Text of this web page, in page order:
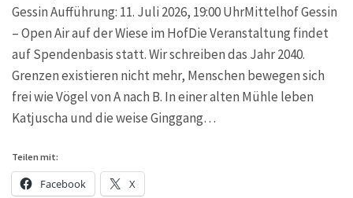
Gessin Aufführung: 11. Juli 2026, 19:00 UhrMittelhof Gessin
– Open Air auf der Wiese im HofDie Veranstaltung findet
auf Spendenbasis statt. Wir schreiben das Jahr 2040.
Grenzen existieren nicht mehr, Menschen bewegen sich
frei wie Vögel von A nach B. In einer alten Mühle leben
Katjuscha und die weise Ginggang…
Teilen mit:
Facebook X